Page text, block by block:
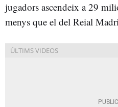
jugadors ascendeix a 29
menys que el del Reial